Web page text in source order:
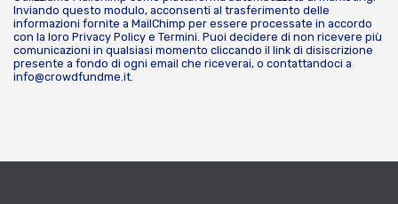
Inviando questo modulo, acconsenti al trasferimento delle
informazioni fornite a MailChimp per essere processate in accordo
con la loro Privacy Policy e Termini . Puoi decidere di non ricevere più
comunicazioni in qualsiasi momento cliccando il link di disiscrizione
presente a fondo di ogni email che riceverai, o contattandoci a
info@crowdfundme.it